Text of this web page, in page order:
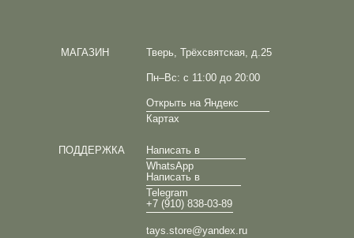
Тверь, Трёхсвятская, д.25
Пн–Вс: с 11:00 до 20:00
Открыть на Яндекс
Картах
МАГАЗИН
ПОДДЕРЖКА
Написать в
WhatsApp
Написать в
Telegram
+7 (910) 838-03-89
tays.store@yandex.ru